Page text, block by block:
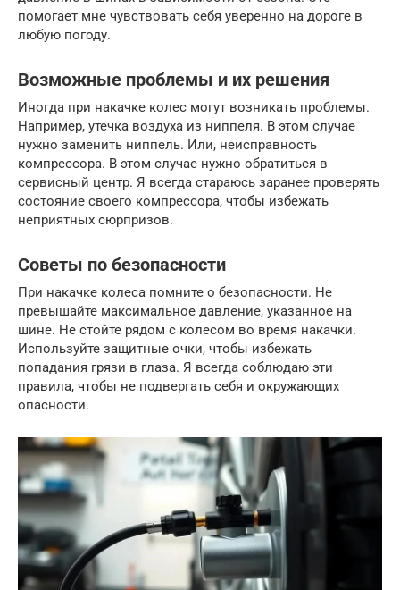
помогает мне чувствовать себя уверенно на дороге в
любую погоду.
Возможные проблемы и их решения
Иногда при накачке колес могут возникать проблемы.
Например, утечка воздуха из ниппеля. В этом случае
нужно заменить ниппель. Или, неисправность
компрессора. В этом случае нужно обратиться в
сервисный центр. Я всегда стараюсь заранее проверять
состояние своего компрессора, чтобы избежать
неприятных сюрпризов.
Советы по безопасности
При накачке колеса помните о безопасности. Не
превышайте максимальное давление, указанное на
шине. Не стойте рядом с колесом во время накачки.
Используйте защитные очки, чтобы избежать
попадания грязи в глаза. Я всегда соблюдаю эти
правила, чтобы не подвергать себя и окружающих
опасности.